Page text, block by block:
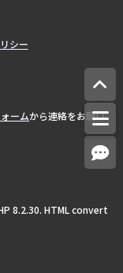
シー
ームから連絡をお願い
8.2.30. HTML convert